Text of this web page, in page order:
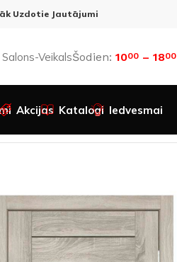
Uzdotie Jautājumi
Salons-VeikalsŠodien: 1000 – 1800
Akcijas Katalogi Iedvesmai